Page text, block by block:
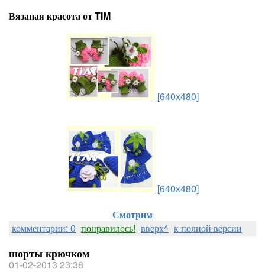
Вязаная красота от TIM
[640x480]
[640x480]
Смотрим
комментарии: 0 понравилось! вверх^ к полной версии
шорты крючком
01-02-2013 23:38